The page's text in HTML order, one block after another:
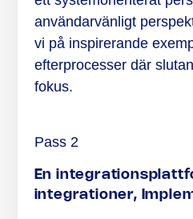
användarvänligt
vi på inspirerande
efterprocesser där
fokus.
Pass 2
En
integrationer,